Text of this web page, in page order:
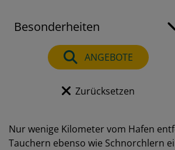
Besonderheiten
ANGEBOTE
Zurücksetzen
Nur wenige Kilometer vom Hafen
Tauchern ebenso wie Schnorchlern